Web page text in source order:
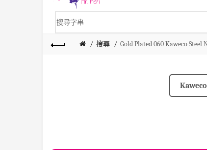
搜尋 Gold Plated 060 Kaweco
Kaweco